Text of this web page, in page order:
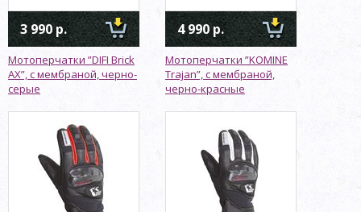
3 990 р.
Мотоперчатки ”DIFI Brick
AX”, с мембраной, черно-
серые
4 990 р.
Мотоперчатки ”KOMINE
Trajan”, с мембраной,
черно-красные